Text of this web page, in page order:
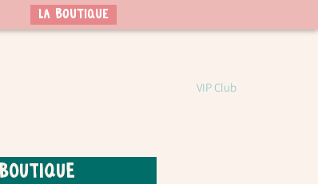
LA BOUTIQUE
VIP Club